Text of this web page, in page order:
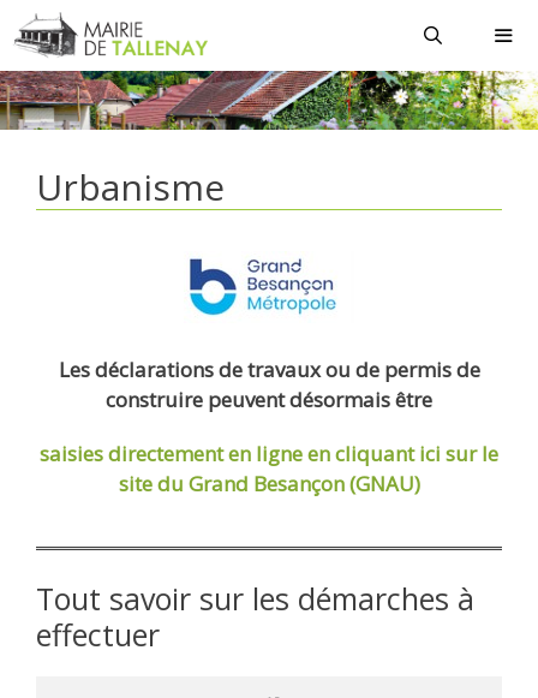
Aller
au
contenu
Urbanisme
Les déclarations de travaux ou de permis de
construire peuvent désormais être
saisies directement en ligneen cliquant ici sur le
site du Grand Besançon (GNAU)
Tout savoir sur les démarches à
effectuer